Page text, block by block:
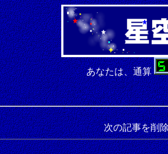
あなたは、通算
次の記事を削